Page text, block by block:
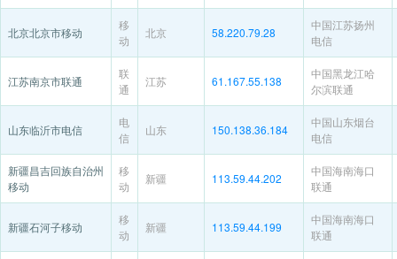
北京北京市移动
移
动
北京 58.220.79.28
中国江苏扬州
电信
江苏南京市联通
联
通
江苏 61.167.55.138
中国黑龙江哈
尔滨联通
山东临沂市电信
电
信
山东 150.138.36.184
中国山东烟台
电信
新疆昌吉回族自治州
移动
移
动
新疆 113.59.44.202
中国海南海口
联通
新疆石河子移动
移
动
新疆 113.59.44.199
中国海南海口
联通